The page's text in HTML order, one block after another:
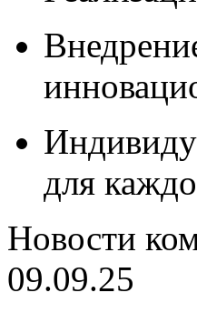
для
Новости
09.09.25